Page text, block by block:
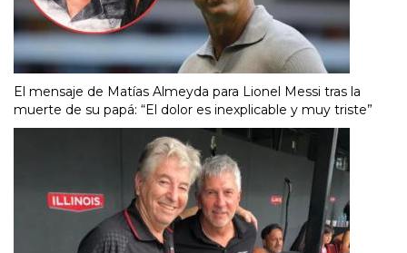
El mensaje de Matías Almeyda para Lionel Messi tras la
muerte de su papá: “El dolor es inexplicable y muy triste”